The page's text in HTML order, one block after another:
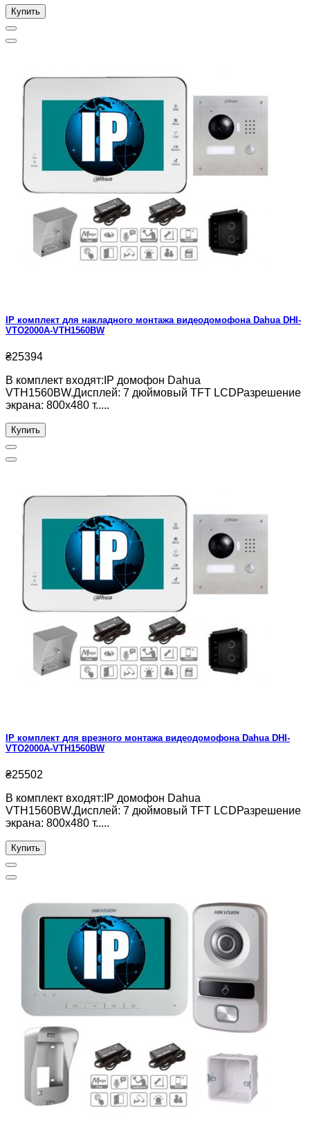
Купить
IP комплект для накладного монтажа видеодомофона Dahua DHI-
VTO2000A-VTH1560BW
₴25394
В комплект входят:IP домофон Dahua
VTH1560BW.Дисплей: 7 дюймовый TFT LCDРазрешение
экрана: 800x480 т.....
Купить
IP комплект для врезного монтажа видеодомофона Dahua DHI-
VTO2000A-VTH1560BW
₴25502
В комплект входят:IP домофон Dahua
VTH1560BW.Дисплей: 7 дюймовый TFT LCDРазрешение
экрана: 800x480 т.....
Купить